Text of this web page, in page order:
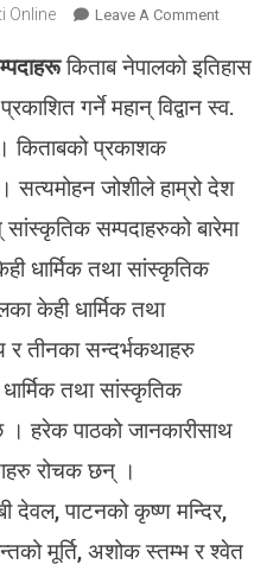
Online Leave A CommentO
स
न
शी
प
किताब नेपालको इतिहास
गर्ने महान् विद्वान स्व.
किताबको प्रकाशक
सत्यमोहन जोशीले हाम्रो देश
सांस्कृतिक सम्पदाहरुको बारेमा
धार्मिक तथा सांस्कृतिक
केही धार्मिक तथा
तीनका सन्दर्भकथाहरु
तथा सांस्कृतिक
। हरेक पाठको जानकारीसाथ
रोचक छन् ।
देवल, पाटनको कृष्ण मन्दिर,
मूर्ति, अशोक स्तम्भ र श्वेत